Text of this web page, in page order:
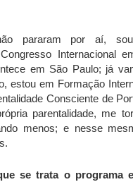
pararam por aí,
Internacional
em São Paulo; já
estou em Formação
Consciente de
parentalidade, me
menos; e nesse
se trata o programa